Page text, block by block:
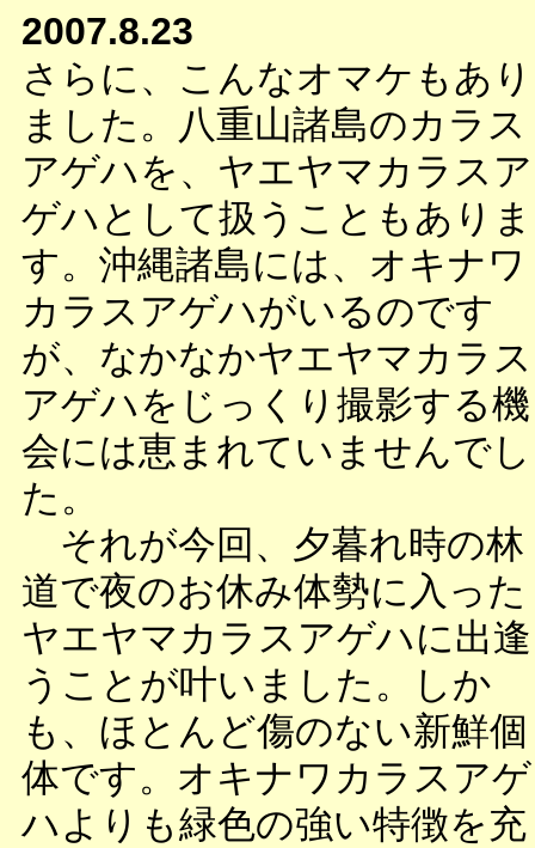
2007.8.23
さらに、こんなオマケもあり
ました。八重山諸島のカラス
アゲハを、ヤエヤマカラスア
ゲハとして扱うこともありま
す。沖縄諸島には、オキナワ
カラスアゲハがいるのです
が、なかなかヤエヤマカラス
アゲハをじっくり撮影する機
会には恵まれていませんでし
た。
それが今回、夕暮れ時の林
道で夜のお休み体勢に入った
ヤエヤマカラスアゲハに出逢
うことが叶いました。しか
も、ほとんど傷のない新鮮個
体です。オキナワカラスアゲ
ハよりも緑色の強い特徴を充